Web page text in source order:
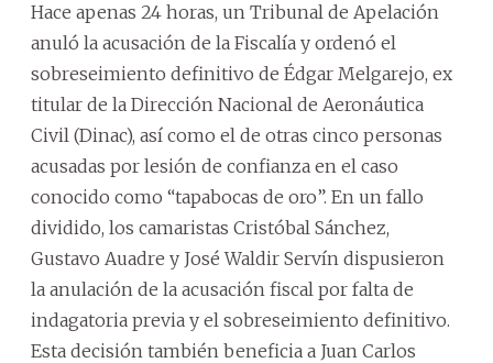
Hace apenas 24 horas, un Tribunal de Apelación
anuló la acusación de la Fiscalía y ordenó el
sobreseimiento definitivo de Édgar Melgarejo, ex
titular de la Dirección Nacional de Aeronáutica
Civil (Dinac), así como el de otras cinco personas
acusadas por lesión de confianza en el caso
conocido como “tapabocas de oro”. En un fallo
dividido, los camaristas Cristóbal Sánchez,
Gustavo Auadre y José Waldir Servín dispusieron
la anulación de la acusación fiscal por falta de
indagatoria previa y el sobreseimiento definitivo.
Esta decisión también beneficia a Juan Carlos